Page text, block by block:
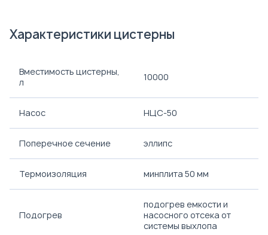
Характеристики цистерны
Вместимость цистерны,
л
10000
Насос НЦС-50
Поперечное сечение эллипс
Термоизоляция минплита 50 мм
Подогрев
подогрев емкости и
насосного отсека от
системы выхлопа